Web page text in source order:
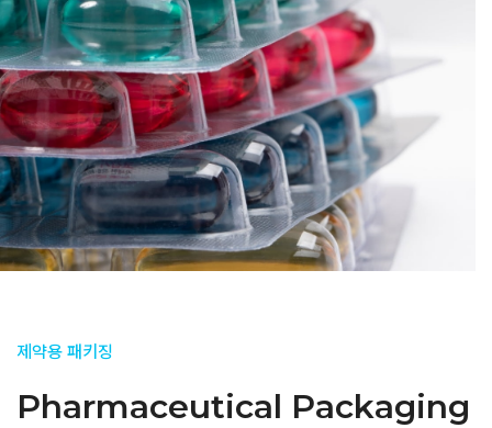
제약용 패키징
Pharmaceutical Packaging